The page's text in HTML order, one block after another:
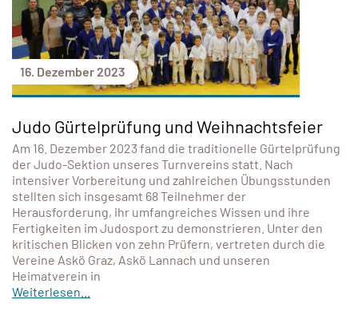
16. Dezember 2023
Judo Gürtelprüfung und Weihnachtsfeier
Am 16. Dezember 2023 fand die traditionelle Gürtelprüfung
der Judo-Sektion unseres Turnvereins statt. Nach
intensiver Vorbereitung und zahlreichen Übungsstunden
stellten sich insgesamt 68 Teilnehmer der
Herausforderung, ihr umfangreiches Wissen und ihre
Fertigkeiten im Judosport zu demonstrieren. Unter den
kritischen Blicken von zehn Prüfern, vertreten durch die
Vereine Askö Graz, Askö Lannach und unseren
Heimatverein in
Weiterlesen...